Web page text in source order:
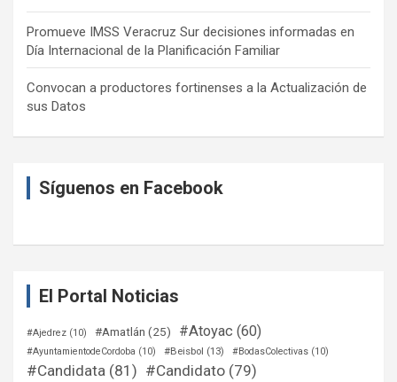
Promueve IMSS Veracruz Sur decisiones informadas en
Día Internacional de la Planificación Familiar
Convocan a productores fortinenses a la Actualización de
sus Datos
Síguenos en Facebook
El Portal Noticias
#Ajedrez (10) #Amatlán (25) #Atoyac (60)
#AyuntamientodeCordoba (10) #Beisbol (13) #BodasColectivas (10)
#Candidata (81) #Candidato (79)